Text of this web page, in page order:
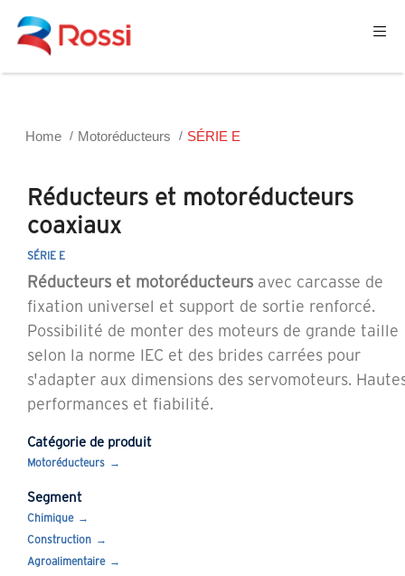
Home Motoréducteurs SÉRIE E
Réducteurs et motoréducteurs
coaxiaux
SÉRIE E
Réducteurs et motoréducteursavec carcasse de
fixation universel et support de sortie renforcé.
Possibilité de monter des moteurs de grande taille
selon la norme IEC et des brides carrées pour
s'adapter aux dimensions des servomoteurs.
performances et fiabilité.
Catégorie de produit
Motoréducteurs
Segment
Chimique
Construction
Agroalimentaire